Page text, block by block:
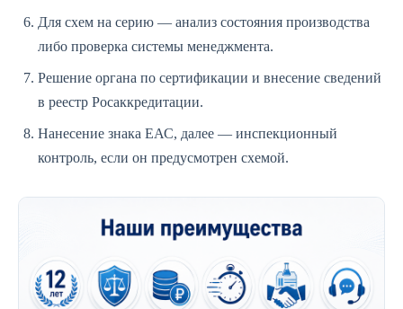
Для схем на серию — анализ состояния производства
либо проверка системы менеджмента.
Решение органа по сертификации и внесение сведений
в реестр Росаккредитации.
Нанесение знака ЕАС, далее — инспекционный
контроль, если он предусмотрен схемой.